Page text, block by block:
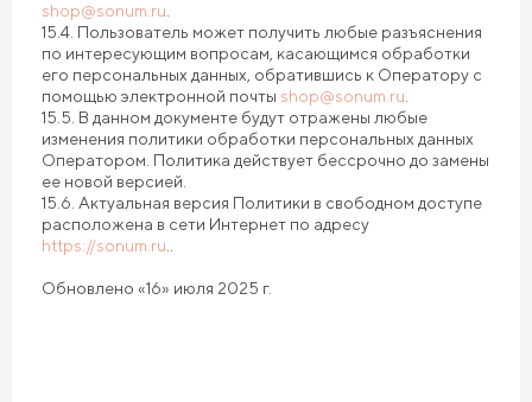
shop@sonum.ru
15.4. Пользователь может получить любые разъяснения
по интересующим вопросам, касающимся обработки
его персональных данных, обратившись к Оператору с
помощью электронной почты shop@sonum.ru
15.5. В данном документе будут отражены любые
изменения политики обработки персональных данных
Оператором. Политика действует бессрочно до замены
ее новой версией.
15.6. Актуальная версия Политики в свободном доступе
расположена в сети Интернет по адресу
https://sonum.ru
Обновлено «16» июля 2025 г.